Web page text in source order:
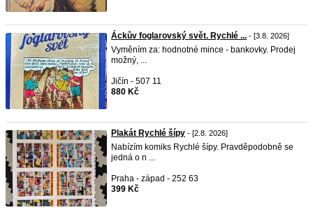
Áckův foglarovský svět. Rychlé ... - [3.8. 2026]
Vyměním za: hodnotné mince - bankovky. Prodej
možný, ...
Jičín - 507 11
880 Kč
Plakát Rychlé šípy - [2.8. 2026]
Nabízím komiks Rychlé šípy. Pravděpodobně se
jedná o n ...
Praha - západ - 252 63
399 Kč